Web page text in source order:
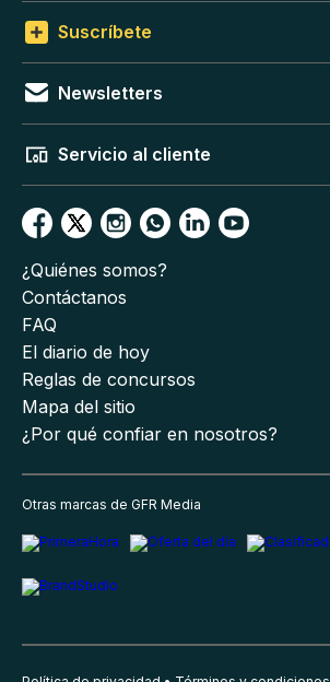
Suscríbete
Newsletters
Servicio al cliente
¿Quiénes somos?
Contáctanos
FAQ
El diario de hoy
Reglas de concursos
Mapa del sitio
¿Por qué confiar en nosotros?
Otras marcas de GFR Media